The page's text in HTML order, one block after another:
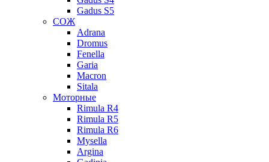
Gadus S5
СОЖ
Adrana
Dromus
Fenella
Garia
Macron
Sitala
Моторные
Rimula R4
Rimula R5
Rimula R6
Mysella
Argina